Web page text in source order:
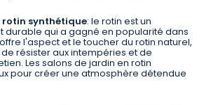
rotin synthétique: le rotin est un
durable qui a gagné en popularité dans
l'aspect et le toucher du rotin naturel,
résister aux intempéries et de
Les salons de jardin en rotin
pour créer une atmosphère détendue